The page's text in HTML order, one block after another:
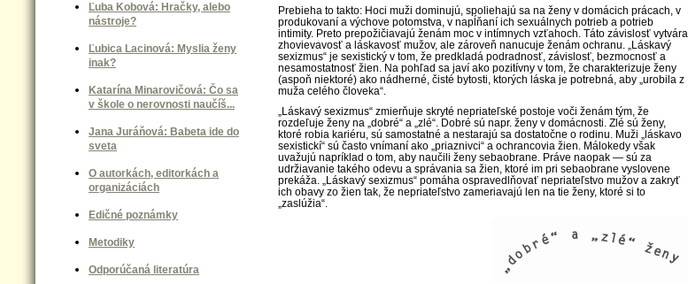
Ľuba Kobová: Hračky, alebo
nástroje?
Ľubica Lacinová: Myslia ženy
inak?
Katarína Minarovičová: Čo sa
v škole o nerovnosti naučíš...
Jana Juráňová: Babeta ide do
sveta
O autorkách, editorkách a
organizáciách
Edičné poznámky
Metodiky
Odporúčaná literatúra
Prebieha to takto: Hoci muži dominujú, spoliehajú sa na ženy v domácich prácach, v
produkovaní a výchove potomstva, v napĺňaní ich sexuálnych potrieb a potrieb
intimity. Preto prepožičiavajú ženám moc v intímnych vzťahoch. Táto závislosť vytvára
zhovievavosť a láskavosť mužov, ale zároveň nanucuje ženám ochranu. „Láskavý
sexizmus“ je sexistický v tom, že predkladá podradnosť, závislosť, bezmocnosť a
nesamostatnosť žien. Na pohľad sa javí ako pozitívny v tom, že charakterizuje ženy
(aspoň niektoré) ako nádherné, čisté bytosti, ktorých láska je potrebná, aby „urobila z
muža celého človeka“.
„Láskavý sexizmus“ zmierňuje skryté nepriateľské postoje voči ženám tým, že
rozdeľuje ženy na „dobré“ a „zlé“. Dobré sú napr. ženy v domácnosti. Zlé sú ženy,
ktoré robia kariéru, sú samostatné a nestarajú sa dostatočne o rodinu. Muži „láskavo
sexistickí“ sú často vnímaní ako „priaznivci“ a ochrancovia žien. Málokedy však
uvažujú napríklad o tom, aby naučili ženy sebaobrane. Práve naopak — sú za
udržiavanie takého odevu a správania sa žien, ktoré im pri sebaobrane vyslovene
prekáža. „Láskavý sexizmus“ pomáha ospravedlňovať nepriateľstvo mužov a zakryť
ich obavy zo žien tak, že nepriateľstvo zameriavajú len na tie ženy, ktoré si to
„zaslúžia“.